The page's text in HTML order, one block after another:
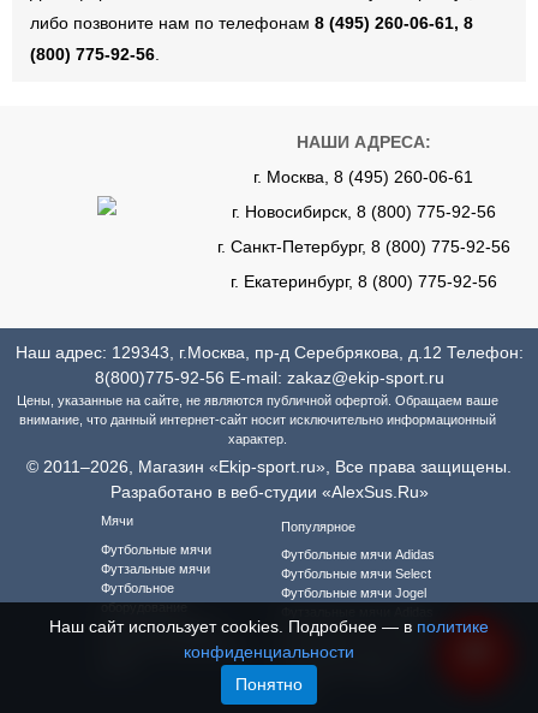
либо позвоните нам по телефонам 8 (495) 260-06-61, 8
(800) 775-92-56
НАШИ АДРЕСА:
г. Москва, 8 (495) 260-06-61
г. Новосибирск, 8 (800) 775-92-56
г. Санкт-Петербург, 8 (800) 775-92-56
г. Екатеринбург, 8 (800) 775-92-56
Наш адрес: 129343, г.Москва, пр-д Серебрякова, д.12 Телефон:
8(800)775-92-56 E-mail: zakaz@ekip-sport.ru
Цены, указанные на сайте, не являются публичной офертой. Обращаем ваше
внимание, что данный интернет-сайт носит исключительно информационный
характер.
© 2011–2026, Магазин «Ekip-sport.ru», Все права защищены.
Разработано в веб-студии «AlexSus.Ru»
Мячи
Футбольные мячи
Футзальные мячи
Футбольное
оборудование
Футбольная форма
Футбольная форма для
Популярное
Футбольные мячи Adidas
Футбольные мячи Select
Футбольные мячи Jogel
Футзальные мячи Select
Футзальные мячи Jogel
Футбольная форма
Adidas
Наш сайт использует cookies. Подробнее — в политике
конфиденциальности
Понятно